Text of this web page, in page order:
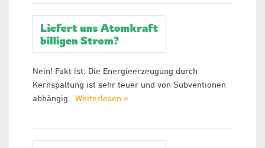
Nein! Fakt ist: Die Energieerzeugung durch
Kernspaltung ist sehr teuer und von Subventionen
abhängig. Weiterlesen »